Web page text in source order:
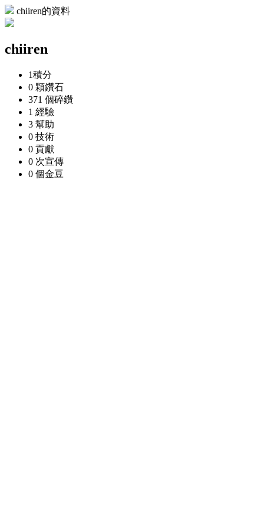
chiiren的資料
chiiren
1積分
0 顆鑽石
371 個碎鑽
1 經驗
3 幫助
0 技術
0 貢獻
0 次宣傳
0 個金豆